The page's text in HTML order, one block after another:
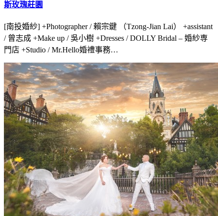
斯玫瑰莊園
[南投婚紗] +Photographer / 賴宗鍵 （Tzong-Jian Lai） +assistant
/ 曾志成 +Make up / 吳小樹 +Dresses / DOLLY Bridal – 婚紗専
門店 +Studio / Mr.Hello婚禮事務…